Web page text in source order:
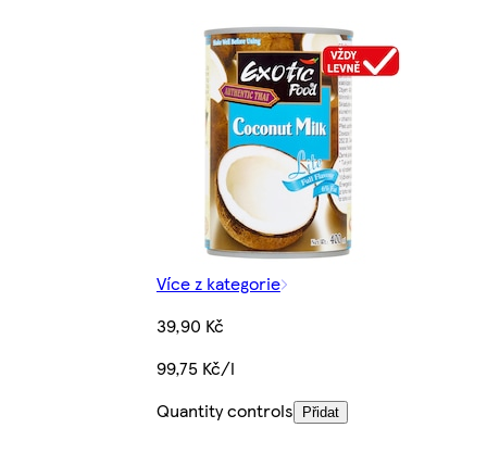
Více z kategorie
39,90 Kč
99,75 Kč/l
Quantity controls
Přidat